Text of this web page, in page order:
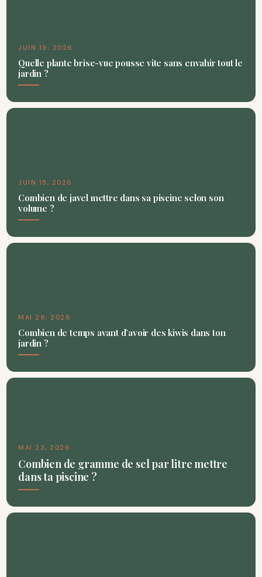
JUIN 19, 2026
Quelle plante brise-vue pousse vite sans envahir tout le
jardin ?
JUIN 15, 2026
Combien de javel mettre dans sa piscine selon son
volume ?
MAI 29, 2026
Combien de temps avant d’avoir des kiwis dans ton
jardin ?
MAI 23, 2026
Combien de gramme de sel par litre mettre
dans ta piscine ?